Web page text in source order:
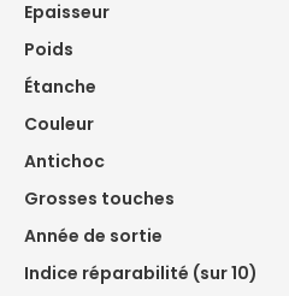
Epaisseur
Poids
Étanche
Couleur
Antichoc
Grosses touches
Année de sortie
Indice réparabilité (sur 10)